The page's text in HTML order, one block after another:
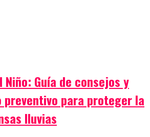
Niño: Guía de consejos y
para proteger la
lluvias